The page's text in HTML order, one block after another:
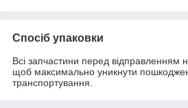
Спосіб упаковки
Всі запчастини перед відправленням
щоб максимально уникнути
транспортування.